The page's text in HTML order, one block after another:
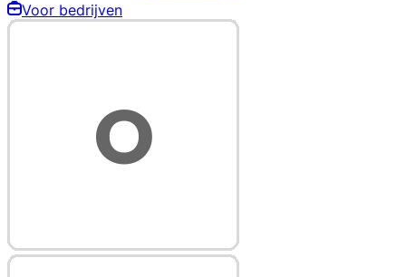
Voor bedrijven